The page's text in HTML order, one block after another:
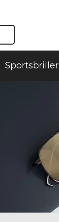
Sportsbriller